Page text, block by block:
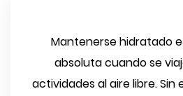
Mantenerse hidratado
absoluta cuando se
actividades al aire libre. Sin